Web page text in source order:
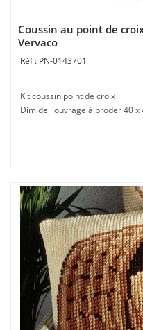
Coussin au point de
Vervaco
PN-0143701
Kit coussin point de croix
Dim de l'ouvrage à broder 40 x